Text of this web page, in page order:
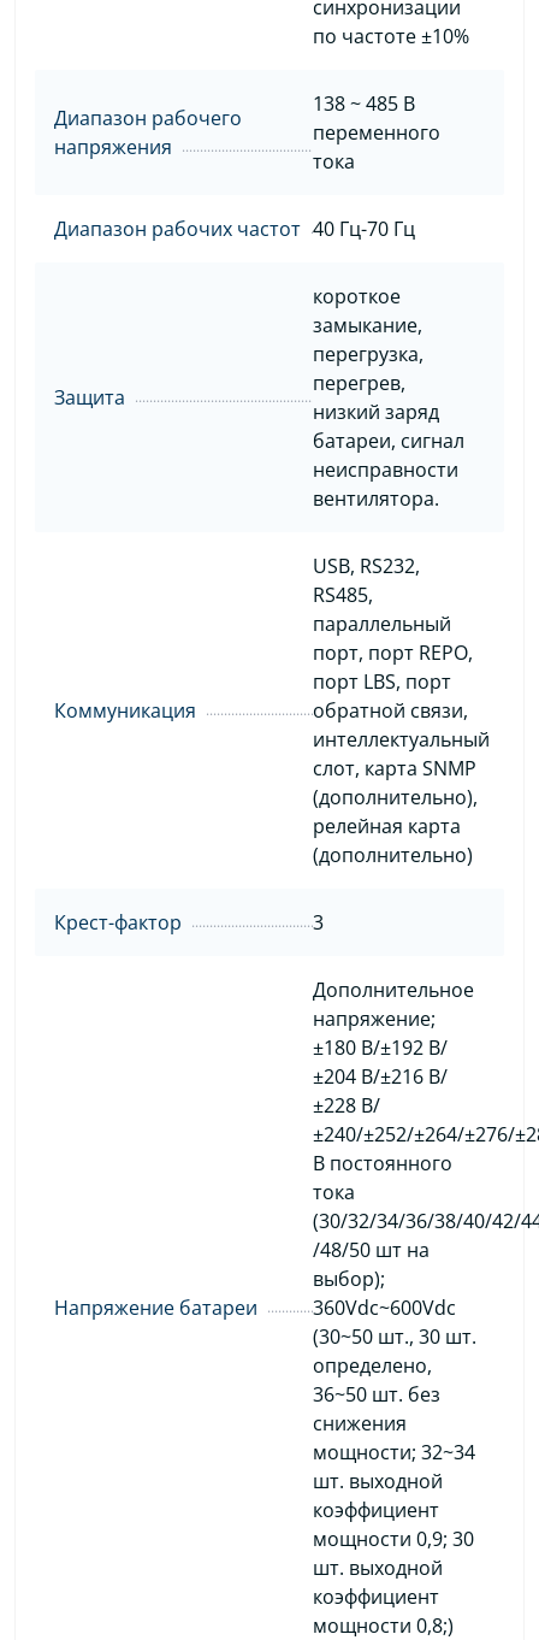
синхронизации
по частоте ±10%
Диапазон рабочего
напряжения
138 ~ 485 В
переменного
тока
Диапазон рабочих частот 40 Гц-70 Гц
Защита
короткое
замыкание,
перегрузка,
перегрев,
низкий заряд
батареи, сигнал
неисправности
вентилятора.
Коммуникация
USB, RS232,
RS485,
параллельный
порт, порт REPO,
порт LBS, порт
обратной связи,
интеллектуальный
слот, карта SNMP
(дополнительно),
релейная карта
(дополнительно)
Крест-фактор 3
Напряжение батареи
Дополнительное
напряжение;
±180 В/±192 В/
±204 В/±216 В/
±228 В/
±240/±252/±264/±276/
В постоянного
тока
(30/32/34/36/38/40/42/
/48/50 шт на
выбор);
360Vdc~600Vdc
(30~50 шт., 30 шт.
определено,
36~50 шт. без
снижения
мощности; 32~34
шт. выходной
коэффициент
мощности 0,9; 30
шт. выходной
коэффициент
мощности 0,8;)